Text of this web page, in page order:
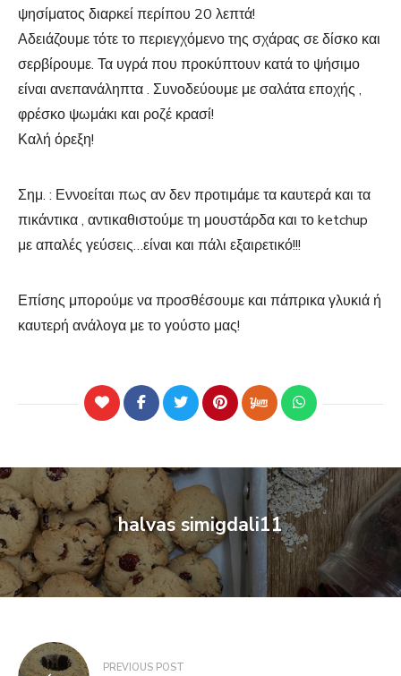
ψησίματος διαρκεί περίπου 20 λεπτά!
Αδειάζουμε τότε το περιεγχόμενο της σχάρας σε δίσκο και
σερβίρουμε. Τα υγρά που προκύπτουν κατά το ψήσιμο
είναι ανεπανάληπτα . Συνοδεύουμε με σαλάτα εποχής ,
φρέσκο ψωμάκι και ροζέ κρασί!
Καλή όρεξη!
Σημ. : Εννοείται πως αν δεν προτιμάμε τα καυτερά και τα
πικάντικα , αντικαθιστούμε τη μουστάρδα και το ketchup
με απαλές γεύσεις…είναι και πάλι εξαιρετικό!!!
Επίσης μπορούμε να προσθέσουμε και πάπρικα γλυκιά ή
καυτερή ανάλογα με το γούστο μας!
halvas simigdali11
PREVIOUS POST